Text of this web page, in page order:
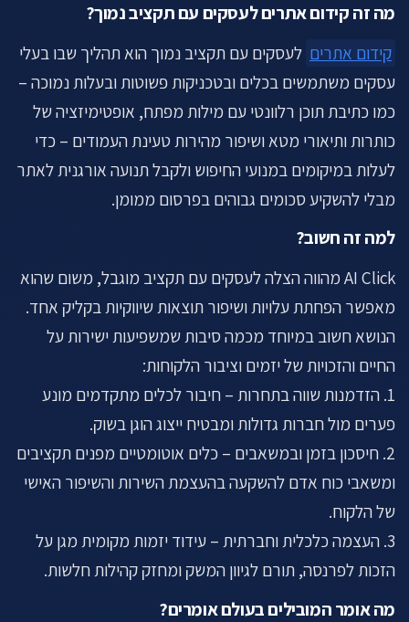
מה זה קידום אתרים לעסקים עם תקציב נמוך?
קידום אתרים לעסקים עם תקציב נמוך הוא תהליך שבו בעלי
עסקים משתמשים בכלים ובטכניקות פשוטות ובעלות נמוכה –
כמו כתיבת תוכן רלוונטי עם מילות מפתח, אופטימיזציה של
כותרות ותיאורי מטא ושיפור מהירות טעינת העמודים – כדי
לעלות במיקומים במנועי החיפוש ולקבל תנועה אורגנית לאתר
מבלי להשקיע סכומים גבוהים בפרסום ממומן.
למה זה חשוב?
AI Click מהווה הצלה לעסקים עם תקציב מוגבל, משום שהוא
מאפשר הפחתת עלויות ושיפור תוצאות שיווקיות בקליק אחד.
הנושא חשוב במיוחד מכמה סיבות שמשפיעות ישירות על
החיים והזכויות של יזמים וציבור הלקוחות:
1. הזדמנות שווה בתחרות – חיבור לכלים מתקדמים מונע
פערים מול חברות גדולות ומבטיח ייצוג הוגן בשוק.
2. חיסכון בזמן ובמשאבים – כלים אוטומטיים מפנים תקציבים
ומשאבי כוח אדם להשקעה בהעצמת השירות והשיפור האישי
של הלקוח.
3. העצמה כלכלית וחברתית – עידוד יזמות מקומית מגן על
הזכות לפרנסה, תורם לגיוון המשק ומחזק קהילות חלשות.
מה אומר המובילים בעולם אומרים?